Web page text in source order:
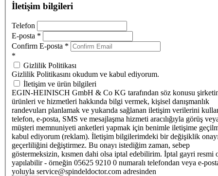
İletişim bilgileri
Telefon
E-posta *
Confirm E-posta *
*
Gizlilik Politikası
Gizlilik Politikasını okudum ve kabul ediyorum.
İletişim ve ürün bilgileri
EGIN-HEINISCH GmbH & Co KG tarafından söz konusu
ürünleri ve hizmetleri hakkında bilgi vermek, kişisel danışmanlık
randevuları planlamak ve yukarıda sağlanan iletişim verilerini
telefon, e-posta, SMS ve mesajlaşma hizmeti aracılığıyla görüş
müşteri memnuniyeti anketleri yapmak için benimle iletişime
kabul ediyorum (reklam). İletişim bilgilerimdeki bir değişiklik
geçerliliğini değiştirmez. Bu onayı istediğim zaman, sebep
göstermeksizin, kısmen dahi olsa iptal edebilirim. İptal gayri resmi
yapılabilir - örneğin 05625 9210 0 numaralı telefondan veya e-
yoluyla service@spindeldoctor.com adresinden